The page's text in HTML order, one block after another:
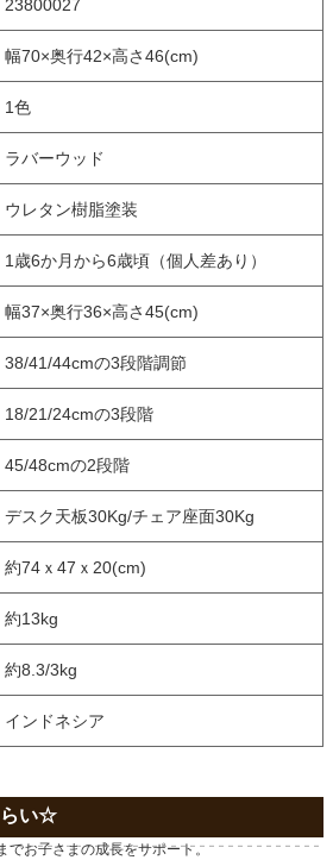
23800027
幅70×奥行42×高さ46(cm)
1色
ラバーウッド
ウレタン樹脂塗装
1歳6か月から6歳頃（個人差あり）
幅37×奥行36×高さ45(cm)
38/41/44cmの3段階調節
18/21/24cmの3段階
45/48cmの2段階
デスク天板30Kg/チェア座面30Kg
約74ｘ47ｘ20(cm)
約13kg
約8.3/3kg
インドネシア
らい☆
でお子さまの成長をサポート。